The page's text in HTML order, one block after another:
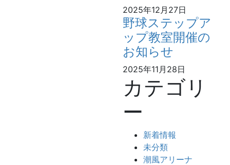
2025年12月27日
野球ステップア
ップ教室開催の
お知らせ
2025年11月28日
カテゴリ
ー
新着情報
未分類
潮風アリーナ